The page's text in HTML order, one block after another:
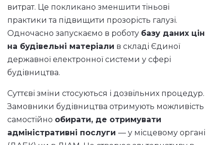
витрат. Це покликано зменшити тіньові
практики та підвищити прозорість галузі.
Одночасно запускаємо в роботу базу даних цін
на будівельні матеріали в складі Єдиної
державної електронної системи у сфері
будівництва.
Суттєві зміни стосуються і дозвільних процедур.
Замовники будівництва отримують можливість
самостійно обирати, де отримувати
адміністративні послуги — у місцевому органі